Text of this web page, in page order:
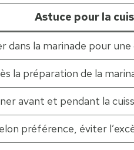
Astuce pour la
dans la marinade pour
la préparation de la
avant et pendant la
préférence, éviter